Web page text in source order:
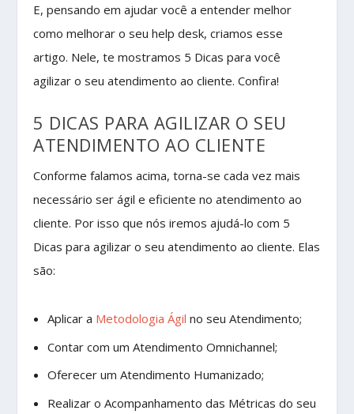
E, pensando em ajudar você a entender melhor
como melhorar o seu help desk, criamos esse
artigo. Nele, te mostramos 5 Dicas para você
agilizar o seu atendimento ao cliente. Confira!
5 DICAS PARA AGILIZAR O SEU
ATENDIMENTO AO CLIENTE
Conforme falamos acima, torna-se cada vez mais
necessário ser ágil e eficiente no atendimento ao
cliente. Por isso que nós iremos ajudá-lo com 5
Dicas para agilizar o seu atendimento ao cliente. Elas
são:
Aplicar a Metodologia Ágil no seu Atendimento;
Contar com um Atendimento Omnichannel;
Oferecer um Atendimento Humanizado;
Realizar o Acompanhamento das Métricas do seu